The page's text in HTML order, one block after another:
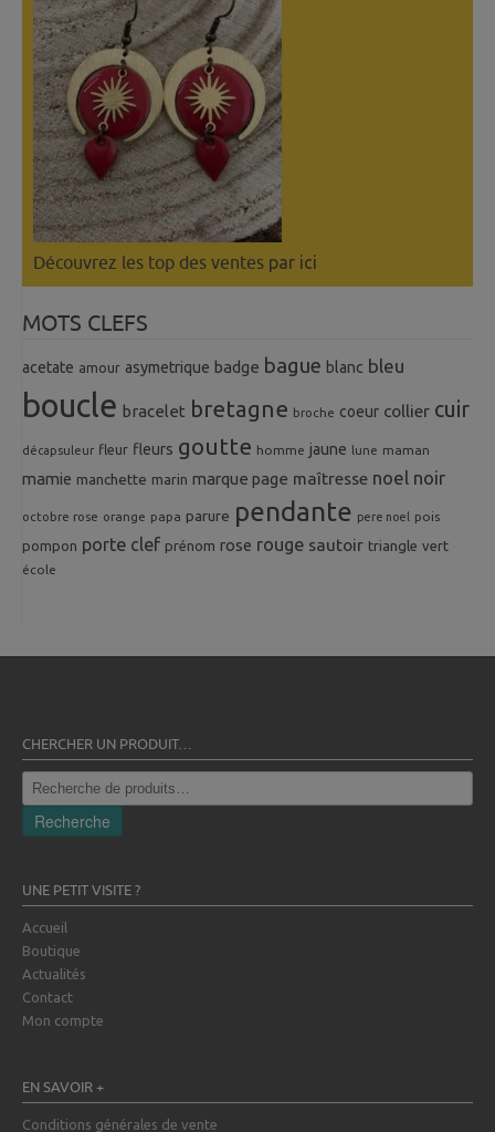
Découvrez les top des ventes par ici
MOTS CLEFS
acetate amour asymetrique badge bague blanc bleu
boucle bracelet bretagne broche coeur collier cuir
décapsuleur fleur fleurs goutte homme jaune lune maman
mamie manchette marin marque page maîtresse noel noir
octobre rose orange papa parure pendante pere noel pois
pompon porte clef prénom rose rouge sautoir triangle vert
école
CHERCHER UN PRODUIT…
Recherche
pour :
Recherche
UNE PETIT VISITE ?
Accueil
Boutique
Actualités
Contact
Mon compte
EN SAVOIR +
Conditions générales de vente